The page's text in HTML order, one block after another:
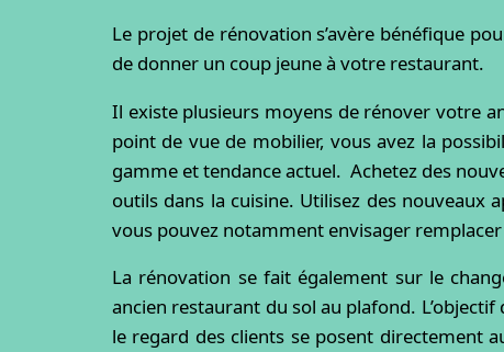
Le projet de rénovation s’avère bénéfique
de donner un coup jeune à votre restaurant.
Il existe plusieurs moyens de rénover votre
point de vue de mobilier, vous avez la
gamme et tendance actuel. Achetez des
outils dans la cuisine. Utilisez des nouveaux
vous pouvez notamment envisager
La rénovation se fait également sur le
ancien restaurant du sol au plafond.
le regard des clients se posent directement